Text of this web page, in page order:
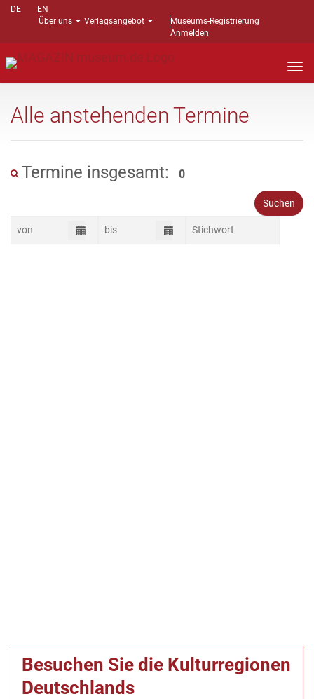
DE
EN
Über uns
Verlagsangebot
Museums-Registrierung
Anmelden
Alle anstehenden Termine
Termine insgesamt: 0
Besuchen Sie die Kulturregionen
Deutschlands